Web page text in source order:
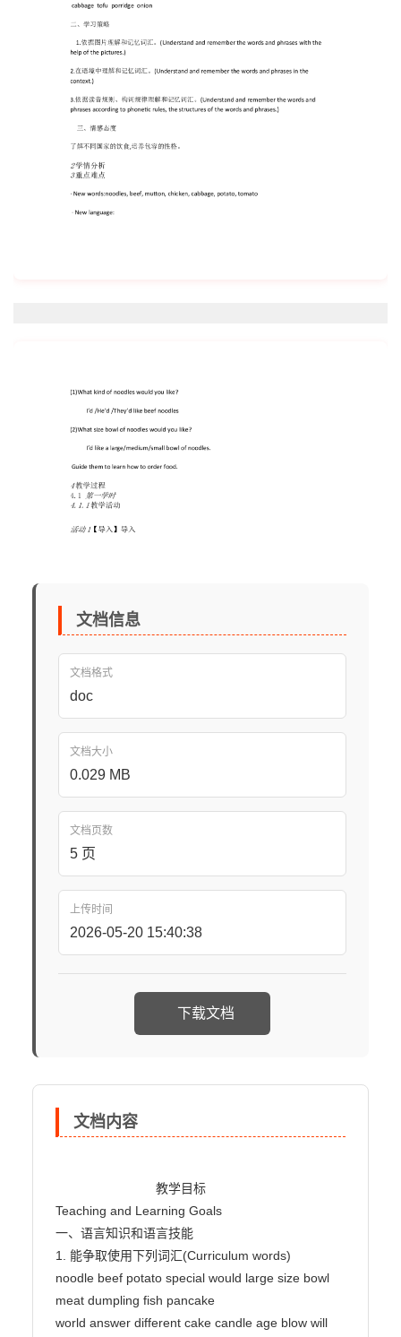
文档信息
文档格式
doc
文档大小
0.029 MB
文档页数
5 页
上传时间
2026-05-20 15:40:38
下载文档
文档内容
Teaching and Learning Goals
一、语言知识和语言技能
1. 能争取使用下列词汇(Curriculum words)
noodle beef potato special would large size bowl
meat dumpling fish pancake
world answer different cake candle age blow will